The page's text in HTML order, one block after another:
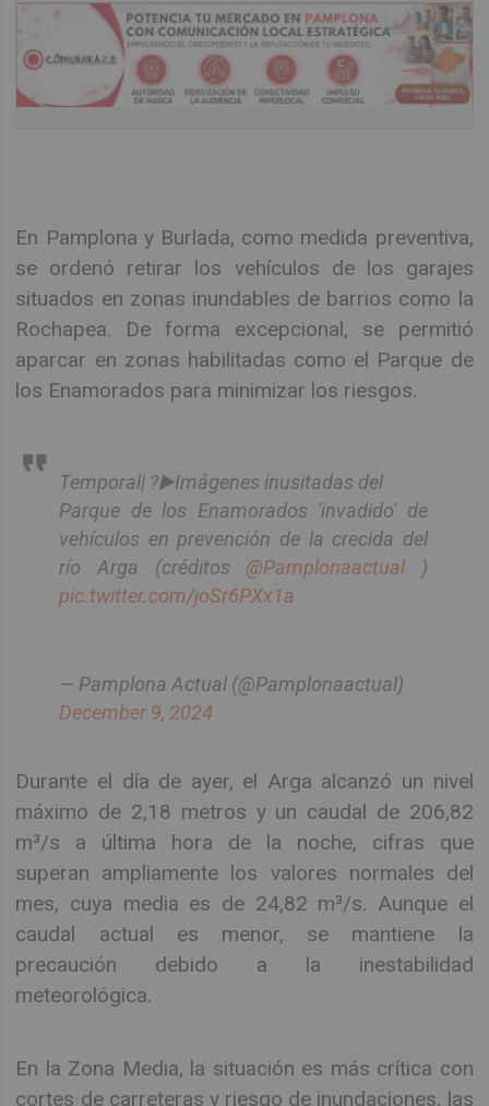
En Pamplona y Burlada, como medida preventiva,
se ordenó retirar los vehículos de los garajes
situados en zonas inundables de barrios como la
Rochapea. De forma excepcional, se permitió
aparcar en zonas habilitadas como el Parque de
los Enamorados para minimizar los riesgos.
Temporal| ?▶️Imágenes inusitadas del
Parque de los Enamorados 'invadido' de
vehículos en prevención de la crecida del
río Arga (créditos @Pamplonaactual )
pic.twitter.com/joSr6PXx1a
— Pamplona Actual (@Pamplonaactual)
December 9, 2024
Durante el día de ayer, el Arga alcanzó un nivel
máximo de 2,18 metros y un caudal de 206,82
m³/s a última hora de la noche, cifras que
superan ampliamente los valores normales del
mes, cuya media es de 24,82 m³/s. Aunque el
caudal actual es menor, se mantiene la
precaución debido a la inestabilidad
meteorológica.
En la Zona Media, la situación es más crítica con
cortes de carreteras y riesgo de inundaciones, las